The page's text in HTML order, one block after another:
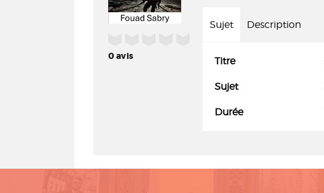
0avis
Sujet Description
Titre
Sujet
Durée